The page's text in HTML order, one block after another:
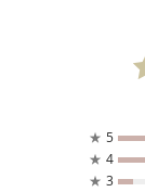
★ 5
★ 4
★ 3